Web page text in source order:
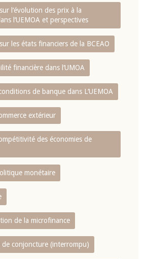
l‘évolution des prix à la
l‘UEMOA et perspectives
les états financiers de la BCEAO
financière dans l‘UMOA
de banque dans L‘UEMOA
extérieur
des économies de
monétaire
de la microfinance
de conjoncture (interrompu)